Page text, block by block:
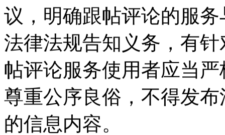
议，明确跟帖评论的服
法律法规告知义务，有
帖评论服务使用者应当
尊重公序良俗，不得发
的信息内容。